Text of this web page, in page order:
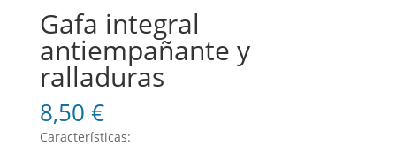
Gafa integral
antiempañante y
ralladuras
8,50 €
Características: